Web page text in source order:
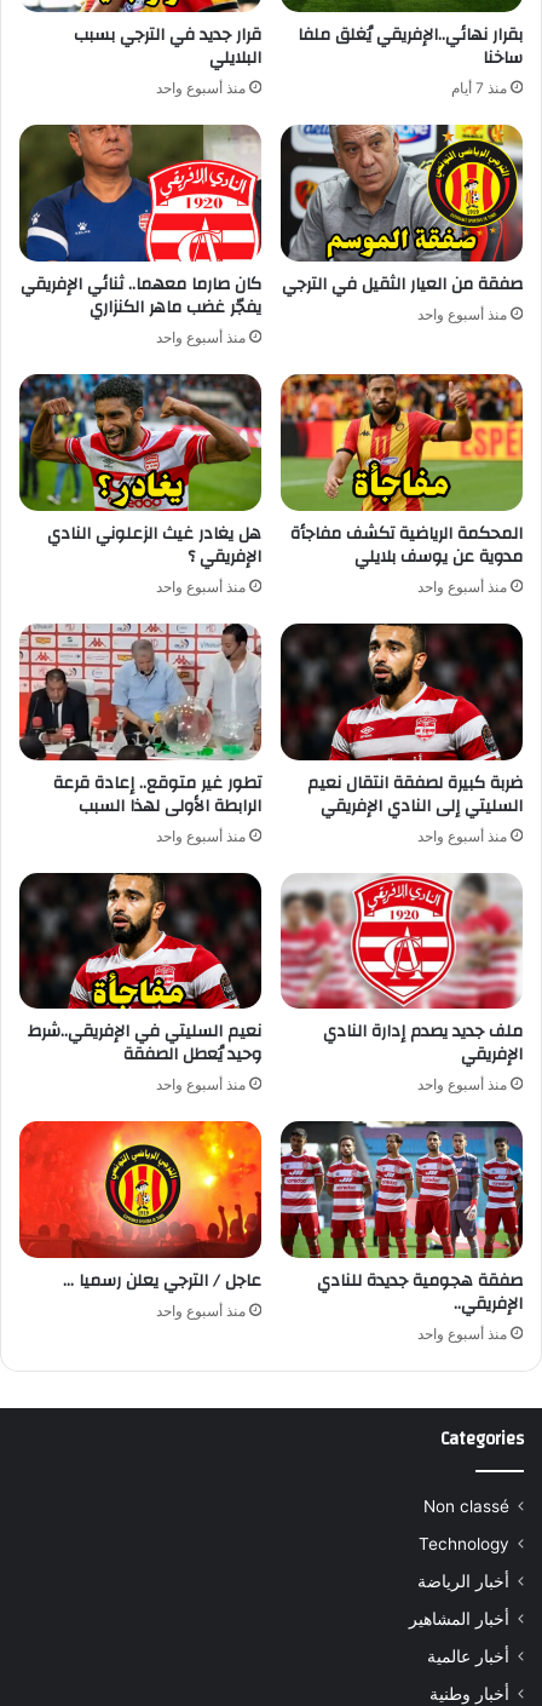
بقرار نهائي..الإفريقي يُغلق ملفا
ساخنا
منذ 7 أيام
قرار جديد في الترجي بسبب
البلايلي
منذ أسبوع واحد
صفقة من العيار الثقيل في الترجي
منذ أسبوع واحد
كان صارما معهما.. ثنائي الإفريقي
يفجّر غضب ماهر الكنزاري
منذ أسبوع واحد
المحكمة الرياضية تكشف مفاجأة
مدوية عن يوسف بلايلي
منذ أسبوع واحد
هل يغادر غيث الزعلوني النادي
الإفريقي ؟
منذ أسبوع واحد
ضربة كبيرة لصفقة انتقال نعيم
السليتي إلى النادي الإفريقي
منذ أسبوع واحد
تطور غير متوقع.. إعادة قرعة
الرابطة الأولى لهذا السبب
منذ أسبوع واحد
ملف جديد يصدم إدارة النادي
الإفريقي
منذ أسبوع واحد
نعيم السليتي في الإفريقي..شرط
وحيد يُعطل الصفقة
منذ أسبوع واحد
صفقة هجومية جديدة للنادي
الإفريقي..
منذ أسبوع واحد
عاجل / الترجي يعلن رسميا …
منذ أسبوع واحد
Categories
Non classé
Technology
أخبار الرياضة
أخبار المشاهير
أخبار عالمية
أخبار وطنية